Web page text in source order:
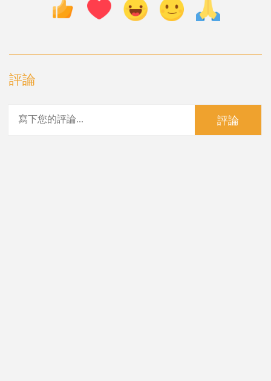
評論
評論